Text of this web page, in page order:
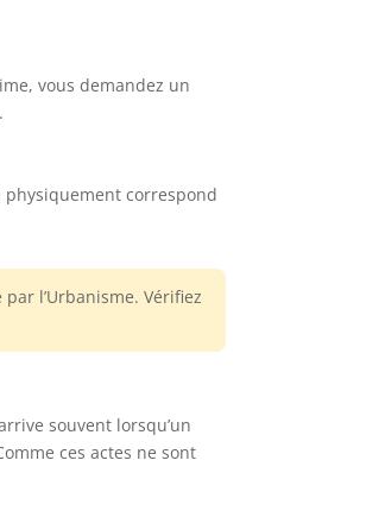
vous demandez un
physiquement correspond
l’Urbanisme. Vérifiez
souvent lorsqu’un
ces actes ne sont